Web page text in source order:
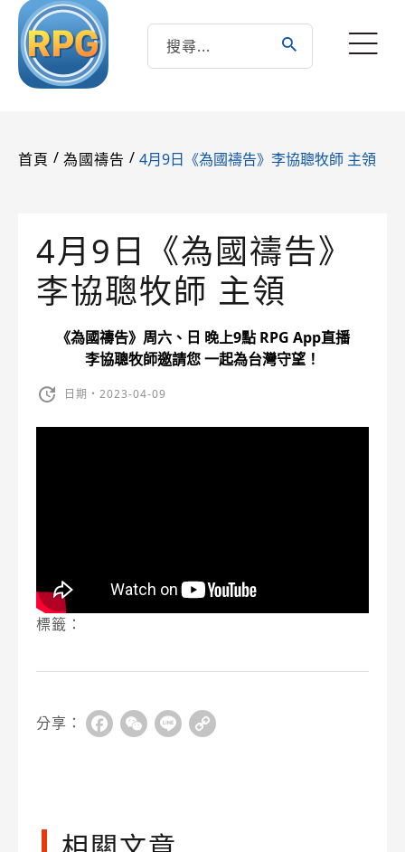
首頁 / 為國禱告 / 4月9日《為國禱告》李協聰牧師 主領
4月9日《為國禱告》
李協聰牧師 主領
《為國禱告》周六、日 晚上9點 RPG App直播
李協聰牧師邀請您 一起為台灣守望！
日期・2023-04-09
標籤：
分享： FacebookWeChat
Line